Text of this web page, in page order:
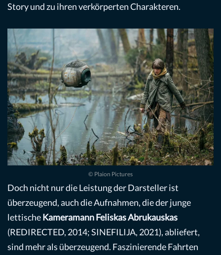
Story und zu ihren verkörperten Charakteren.
© Plaion Pictures
Doch nicht nur die Leistung der Darsteller ist
überzeugend, auch die Aufnahmen, die der junge
lettischeKameramann Feliskas Abrukauskas
(REDIRECTED, 2014; SINEFILIJA, 2021), abliefert,
sind mehr als überzeugend. Faszinierende Fahrten